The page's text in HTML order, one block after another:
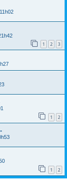
1 2 3
1 2
1 2